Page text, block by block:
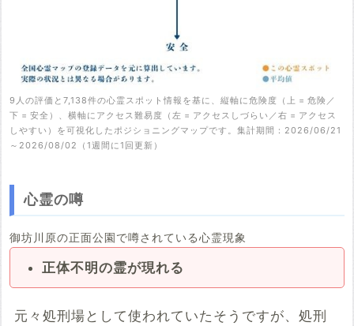
9人の評価と7,138件の心霊スポット情報を基に、縦軸に危険度（上 = 危険／
下 = 安全）、横軸にアクセス難易度（左 = アクセスしづらい／右 = アクセス
しやすい）を可視化したポジショニングマップです。集計期間：2026/06/21
～2026/08/02（1週間に1回更新）
心霊の噂
御坊川原の正面公園で噂されている心霊現象
正体不明の霊が現れる
元々処刑場として使われていたそうですが、処刑